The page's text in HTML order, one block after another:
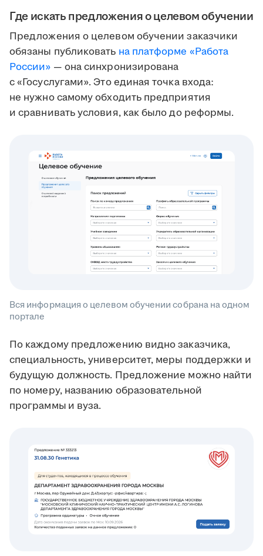
Где искать предложения о целевом обучении
Предложения о целевом обучении заказчики
обязаны публиковать на платформе «Работа
России» — она синхронизирована
с «Госуслугами». Это единая точка входа:
не нужно самому обходить предприятия
и сравнивать условия, как было до реформы.
Вся информация о целевом обучении собрана на одном
портале
По каждому предложению видно заказчика,
специальность, университет, меры поддержки и
будущую должность. Предложение можно найти
по номеру, названию образовательной
программы и вуза.